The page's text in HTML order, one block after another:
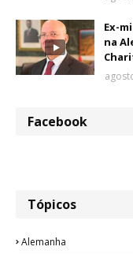
Ex-
na
Facebook
Tópicos
Alemanha